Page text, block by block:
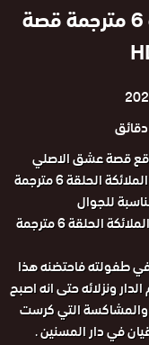
مسلسل حب الملائكة الحلقة 6 مترجمة قصة
6 مترجمة موقع قصة عشق الاصلي
مشاهدة وتحميل حصريا المسلسل التركي حب الملائكة الحلقة 6 مترجمة
للجوال
1080P+720P+480P+360P مسلسل حب الملائكة الحلقة 6 مترجمة
طفولته فاحتضنه هذا
ونزلائه حتى انه اصبح
والمشاكسة التي كرست
في دار المسنين .